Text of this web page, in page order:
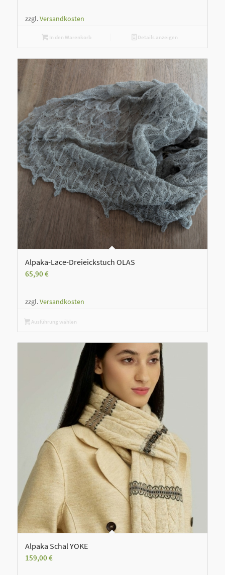
zzgl.Versandkosten
In den Warenkorb Details anzeigen
Alpaka-Lace-Dreieickstuch OLAS
65,90 €
zzgl.Versandkosten
Ausführung wählen
Alpaka Schal YOKE
159,00 €